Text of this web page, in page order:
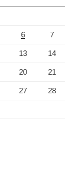
6 7
13 14
20 21
27 28